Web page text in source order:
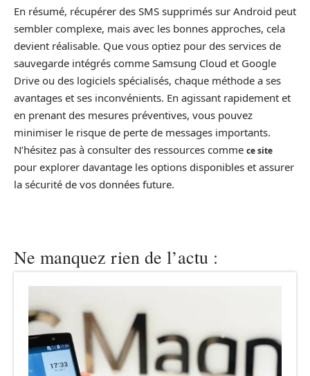
En résumé, récupérer des SMS supprimés sur Android peut
sembler complexe, mais avec les bonnes approches, cela
devient réalisable. Que vous optiez pour des services de
sauvegarde intégrés comme Samsung Cloud et Google
Drive ou des logiciels spécialisés, chaque méthode a ses
avantages et ses inconvénients. En agissant rapidement et
en prenant des mesures préventives, vous pouvez
minimiser le risque de perte de messages importants.
N’hésitez pas à consulter des ressources comme ce site
pour explorer davantage les options disponibles et assurer
la sécurité de vos données future.
Ne manquez rien de l’actu :